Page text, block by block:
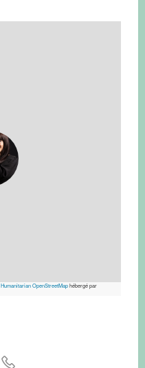
Humanitarian OpenStreetMaphébergé par